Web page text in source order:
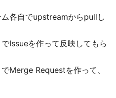
各自でupstreamからpullし
Issueを作って反映してもら
Merge Requestを作って、